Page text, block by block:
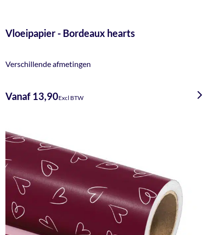
Vloeipapier - Bordeaux hearts
Verschillende afmetingen
Vanaf 13,90Excl BTW